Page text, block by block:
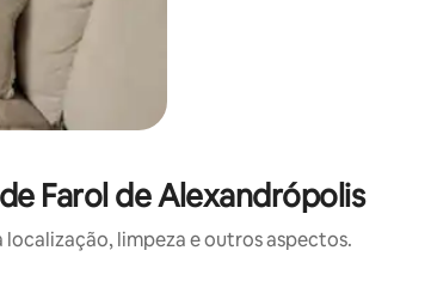
Farol de Alexandrópolis
limpeza e outros aspectos.